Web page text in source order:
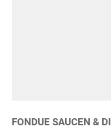
FONDUE SAUCEN &